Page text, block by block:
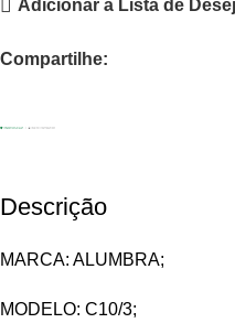
Adicionar à Lista de
Compartilhe:
Descrição
MARCA: ALUMBRA;
MODELO: C10/3;